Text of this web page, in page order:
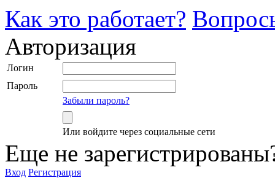
Как это работает?
Авторизация
Логин
Пароль
Забыли пароль?
Или войдите через социальные сети
Еще не
Вход Регистрация